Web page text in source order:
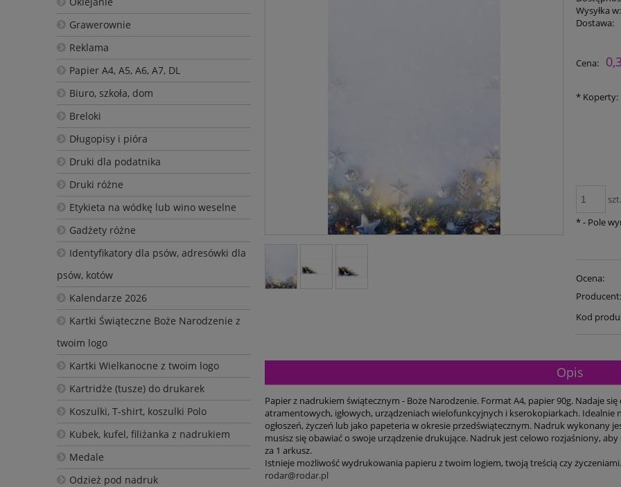
Grawerownie
Reklama
Papier A4, A5, A6, A7, DL
Biuro, szkoła, dom
Breloki
Długopisy i pióra
Druki dla podatnika
Druki różne
Etykieta na wódkę lub wino weselne
Gadżety różne
Identyfikatory dla psów, adresówki dla
psów, kotów
Kalendarze 2026
Kartki Świąteczne Boże Narodzenie z
twoim logo
Kartki Wielkanocne z twoim logo
Kartridże (tusze) do drukarek
Koszulki, T-shirt, koszulki Polo
Kubek, kufel, filiżanka z nadrukiem
Medale
Odzież pod nadruk
Wysyłka w:
Dostawa:
Cena:
* Koperty:
szt.
*- Pole
Ocena:
Producent:
Kod
Opis
Papier z nadrukiem świątecznym - Boże Narodzenie. Format A4, papier 90g. Nadaje
atramentowych, igłowych, urządzeniach wielofunkcyjnych i kserokopiarkach.
ogłoszeń, życzeń lub jako papeteria w okresie przedświątecznym. Nadruk wykonany
musisz się obawiać o swoje urządzenie drukujące. Nadruk jest celowo rozjaśniony,
za 1 arkusz.
Istnieje możliwość wydrukowania papieru z twoim logiem, twoją treścią czy
rodar@rodar.pl